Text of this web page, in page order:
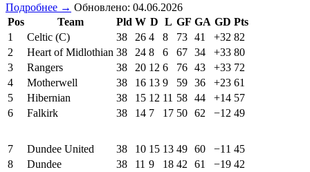
Подробнее → Обновлено: 04.06.2026
Pos
Team Pld W D L GF GA GD Pts
1
Celtic (C) 38 26 4 8 73 41 +32 82
2
Heart of Midlothian 38 24 8 6 67 34 +33 80
3
Rangers 38 20 12 6 76 43 +33 72
4
Motherwell 38 16 13 9 59 36 +23 61
5
Hibernian 38 15 12 11 58 44 +14 57
6
Falkirk 38 14 7 17 50 62 −12 49
7 Dundee United 38 10 15 13 49 60 −11 45
8
Dundee 38 11 9 18 42 61 −19 42